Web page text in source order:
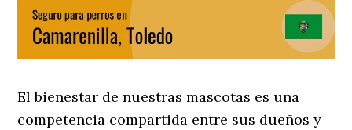
El bienestar de nuestras mascotas es una
competencia compartida entre sus dueños y